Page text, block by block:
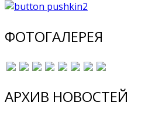
ФОТОГАЛЕРЕЯ
АРХИВ НОВОСТЕЙ